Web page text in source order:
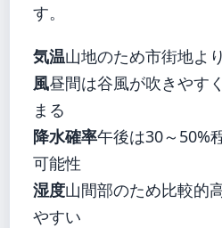
す。
気温山地のため市街地よ
風昼間は谷風が吹きやす
まる
降水確率午後は30～50%
可能性
湿度山間部のため比較的
やすい